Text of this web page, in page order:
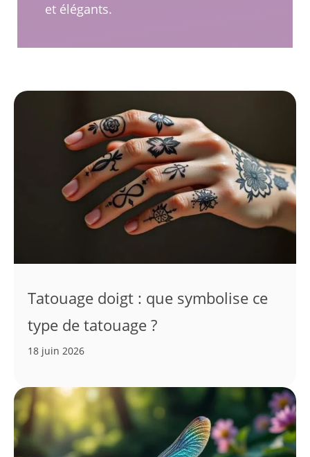
et élégants.
Tatouage doigt : que symbolise ce
type de tatouage ?
18 juin 2026